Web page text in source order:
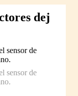
dej
sensor de
sensor de